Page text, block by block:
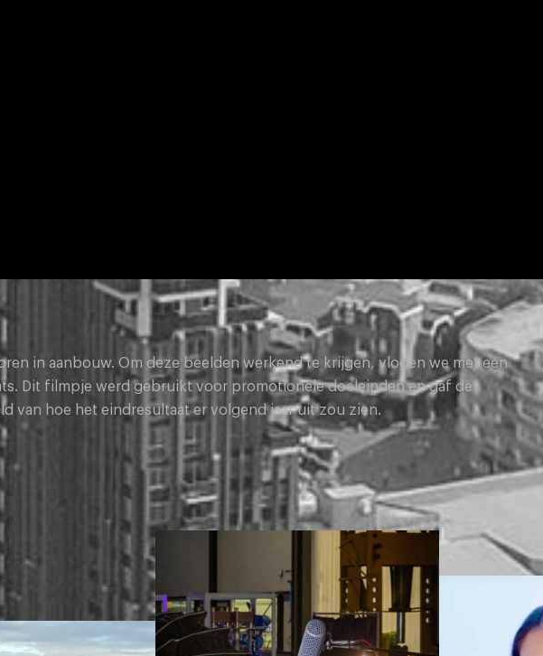
in aanbouw. Om deze beelden werkend te krijgen, vlogen we met een
Dit filmpje werd gebruikt voor promotionele doeleinden en gaf de
van hoe het eindresultaat er volgend jaar uit zou zien.